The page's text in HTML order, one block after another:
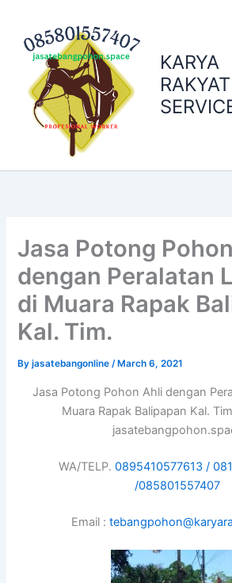
content
KARYA
RAKYAT
Jasa Potong
dengan Peralatan
di Muara Rapak
Kal. Tim.
Byjasatebangonline/ March 6, 2021
Jasa Potong Pohon Ahli dengan
Muara Rapak Balipapan Kal.
WA/TELP. 0895410577613 /
/085801557407
Email :